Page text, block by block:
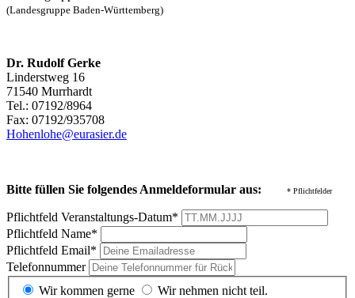
(Landesgruppe Baden-Württemberg)
Dr. Rudolf Gerke
Linderstweg 16
71540 Murrhardt
Tel.: 07192/8964
Fax: 07192/935708
Hohenlohe@eurasier.de
Bitte füllen Sie folgendes Anmeldeformular aus: * Pflichtfelder
Pflichtfeld Veranstaltungs-Datum*
Pflichtfeld Name*
Pflichtfeld Email*
Telefonnummer
Wir kommen gerne
Wir nehmen nicht teil.